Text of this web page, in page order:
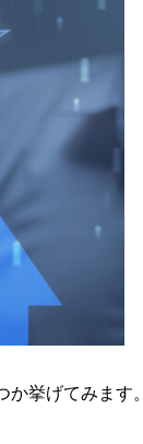
挙げてみます。